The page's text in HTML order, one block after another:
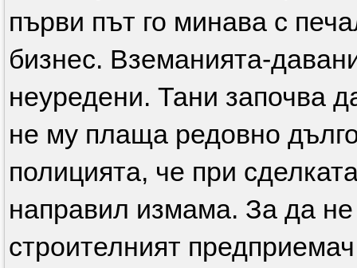
първи път го минава с
бизнес. Вземанията-
неуредени. Тани започва
не му плаща редовно
полицията, че при
направил измама. За да
строителният